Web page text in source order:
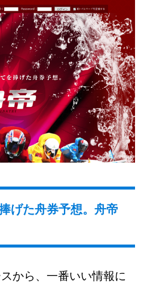
げた舟券予想。舟帝
から、一番いい情報に